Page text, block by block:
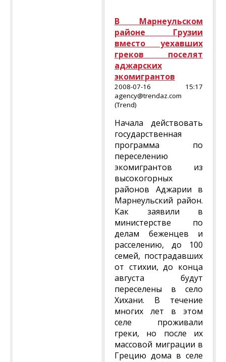
В Марнеульском
районе Грузии
вместо уехавших
греков поселят
аджарских
экомигрантов
2008-07-16 15:17
agency@trendaz.com
(Trend)
Начала действовать
государственная
программа по
переселению
экомигрантов из
высокогорных
районов Аджарии в
Марнеульский район.
Как заявили в
министерстве по
делам беженцев и
расселению, до 100
семей, пострадавших
от стихии, до конца
августа будут
переселены в село
Хихани. В течение
многих лет в этом
селе проживали
греки, но после их
массовой миграции в
Грецию дома в селе